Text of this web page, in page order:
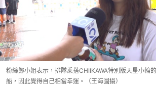
粉絲鄭小姐表示，排隊乘搭CHIIKAWA特別版天星小輪
船，因此覺得自己相當幸運。（王海圖攝）